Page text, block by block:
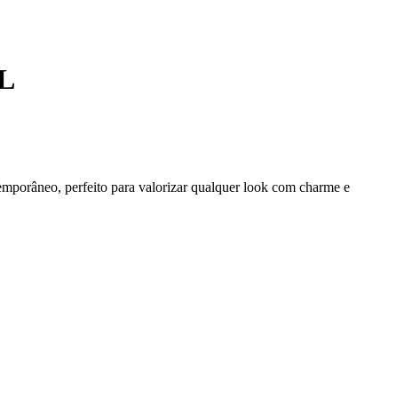
perfeito para valorizar qualquer look com charme e